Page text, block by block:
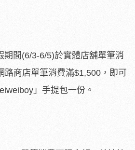
期間(6/3-6/5)於實體店舖單筆消
路商店單筆消費滿$1,500，即可
」手提包一份。